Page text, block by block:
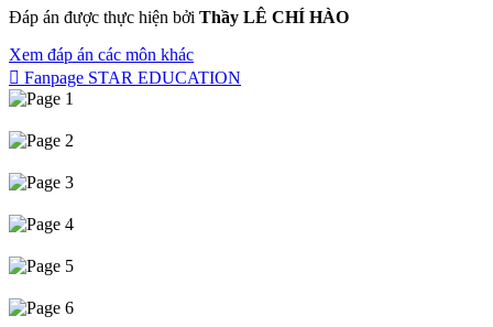
Đáp án được thực hiện bởi Thầy LÊ CHÍ HÀO
Xem đáp án các môn khác
Fanpage STAR EDUCATION